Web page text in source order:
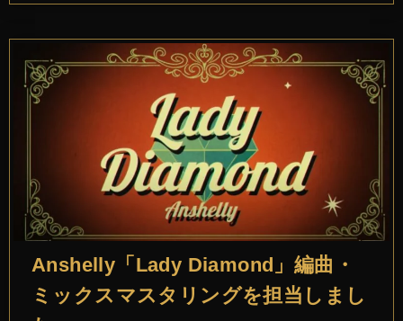
Anshelly「Lady Diamond」編曲・
ミックスマスタリングを担当しまし